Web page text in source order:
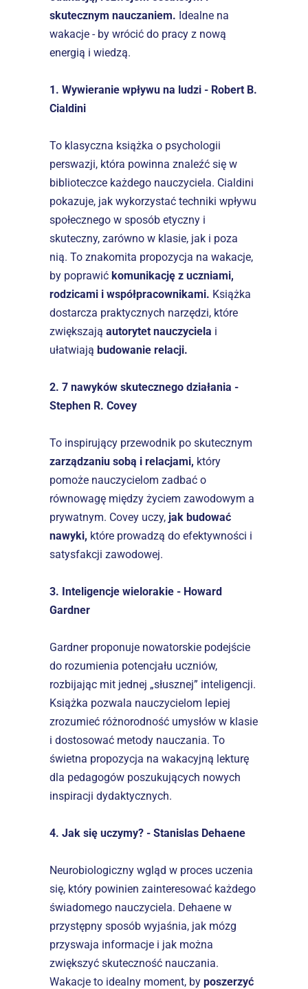
skutecznym nauczaniem. Idealne na
wakacje - by wrócić do pracy z nową
energią i wiedzą.
1. Wywieranie wpływu na ludzi - Robert B.
Cialdini
To klasyczna książka o psychologii
perswazji, która powinna znaleźć się w
biblioteczce każdego nauczyciela. Cialdini
pokazuje, jak wykorzystać techniki wpływu
społecznego w sposób etyczny i
skuteczny, zarówno w klasie, jak i poza
nią. To znakomita propozycja na wakacje,
by poprawić komunikację z uczniami,
rodzicami i współpracownikami. Książka
dostarcza praktycznych narzędzi, które
zwiększają autorytet nauczyciela i
ułatwiają budowanie relacji.
2. 7 nawyków skutecznego działania -
Stephen R. Covey
zarządzaniu sobą i relacjami, który
pomoże nauczycielom zadbać o
równowagę między życiem zawodowym a
prywatnym. Covey uczy, jak budować
nawyki, które prowadzą do efektywności i
satysfakcji zawodowej.
3. Inteligencje wielorakie - Howard
Gardner
Gardner proponuje nowatorskie podejście
do rozumienia potencjału uczniów,
rozbijając mit jednej „słusznej” inteligencji.
Książka pozwala nauczycielom lepiej
zrozumieć różnorodność umysłów w klasie
i dostosować metody nauczania. To
świetna propozycja na wakacyjną lekturę
dla pedagogów poszukujących nowych
inspiracji dydaktycznych.
4. Jak się uczymy? - Stanislas Dehaene
Neurobiologiczny wgląd w proces uczenia
się, który powinien zainteresować każdego
świadomego nauczyciela. Dehaene w
przystępny sposób wyjaśnia, jak mózg
przyswaja informacje i jak można
zwiększyć skuteczność nauczania.
Wakacje to idealny moment, by poszerzyć